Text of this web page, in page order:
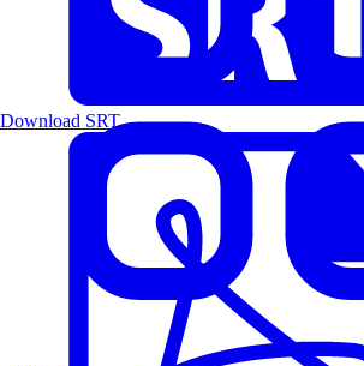
Download SRT